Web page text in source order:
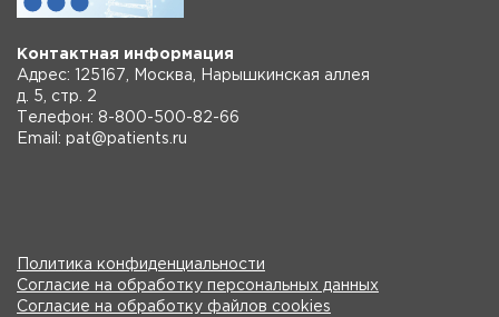
Контактная информация
Адрес: 125167, Москва, Нарышкинская аллея
д. 5, стр. 2
Телефон: 8-800-500-82-66
Email: pat@patients.ru
Политика конфиденциальности
Согласие на обработку персональных данных
Согласие на обработку файлов cookies